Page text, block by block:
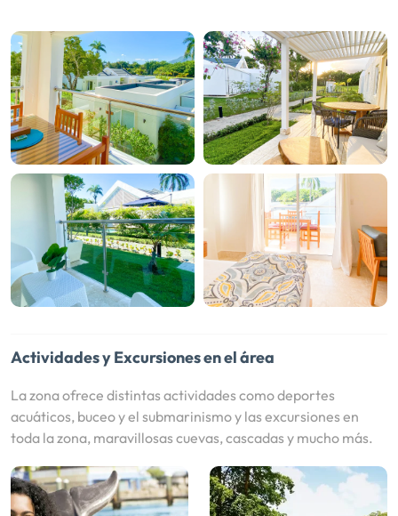
Actividades y Excursiones en el área
La zona ofrece distintas actividades como deportes
acuáticos, buceo y el submarinismo y las excursiones en
toda la zona, maravillosas cuevas, cascadas y mucho más.